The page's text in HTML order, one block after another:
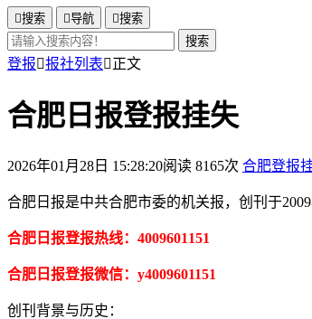
搜索 导航 搜索
搜索
登报报社列表正文
合肥日报登报挂失
2026年01月28日 15:28:20阅读 8165次 合肥登报
合肥日报是中共合肥市委的机关报，创刊于
合肥日报登报热线：4009601151
合肥日报登报微信：y4009601151
创刊背景与历史：